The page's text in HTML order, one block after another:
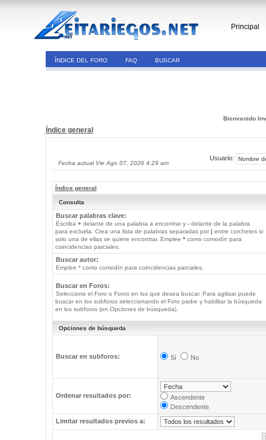
Principal
ÍNDICE DEL FORO FAQ BUSCAR
Bienvenido
Índice general
Fecha actual Vie Ago 07, 2026 4:29 am
Usuario:
Índice general
Consulta
Buscar palabras clave:
Escriba +delante de una palabra a encontrar y -delante de la palabra
para excluirla. Crea una lista de palabras separadas por | entre corchetes si
solo una de ellas se quiere encontrar. Emplee *como comodín para
coincidencias parciales.
Buscar autor:
Emplee * como comodín para coincidencias parciales.
Buscar en Foros:
Seleccione el Foro o Foros en los que desea buscar. Para agilizar puede
buscar en los subforos seleccionando el Foro padre y habilitar la búsqueda
en los subforos (en Opciones de búsqueda).
Opciones de búsqueda
Buscar en subforos: Sí No
Ordenar resultados por:
Ascendente
Descendente
Limitar resultados previos a: